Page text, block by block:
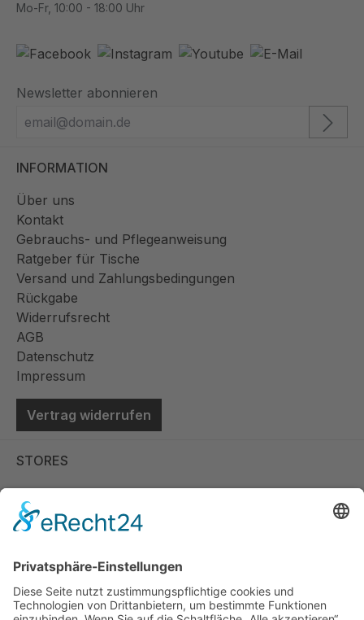
Mo-Fr, 10:00 - 18:00 Uhr
Newsletter abonnieren
INFORMATION
Über uns
Kontakt
Gebrauchs- und Pflegeanweisung
Ratgeber für Tische
Versand und Zahlungsbedingungen
Rückgabe
Widerrufsrecht
AGB
Datenschutz
Impressum
Vertrag widerrufen
STORES
Store Viernheim
Store Berlin
Handelspartner Köln
SICHERE BEZAHLUNG